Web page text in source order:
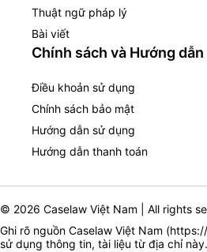
Thuật ngữ pháp lý
Bài viết
Chính sách và Hướng dẫn
Điều khoản sử dụng
Chính sách bảo mật
Hướng dẫn sử dụng
Hướng dẫn thanh toán
© 2026 Caselaw Việt Nam | All rights
Ghi rõ nguồn Caselaw Việt Nam (
sử dụng thông tin, tài liệu từ địa chỉ này.